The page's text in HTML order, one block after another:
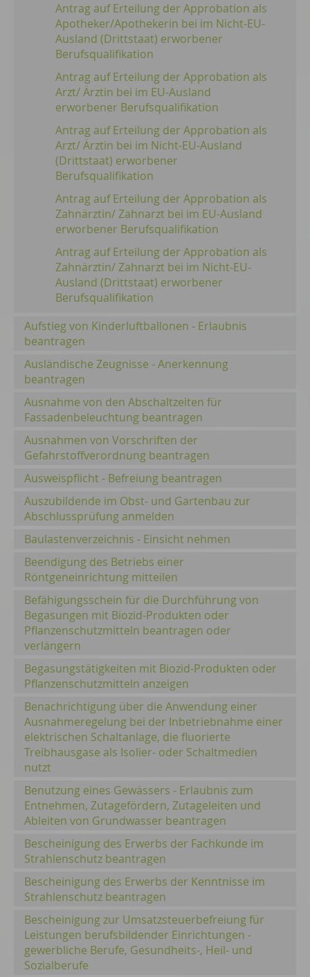
Antrag auf Erteilung der Approbation als
Apotheker/Apothekerin bei im Nicht-EU-
Ausland (Drittstaat) erworbener
Berufsqualifikation
Antrag auf Erteilung der Approbation als
Arzt/ Ärztin bei im EU-Ausland
erworbener Berufsqualifikation
Antrag auf Erteilung der Approbation als
Arzt/ Ärztin bei im Nicht-EU-Ausland
(Drittstaat) erworbener
Berufsqualifikation
Antrag auf Erteilung der Approbation als
Zahnärztin/ Zahnarzt bei im EU-Ausland
erworbener Berufsqualifikation
Antrag auf Erteilung der Approbation als
Zahnärztin/ Zahnarzt bei im Nicht-EU-
Ausland (Drittstaat) erworbener
Berufsqualifikation
Aufstieg von Kinderluftballonen - Erlaubnis
beantragen
Ausländische Zeugnisse - Anerkennung
beantragen
Ausnahme von den Abschaltzeiten für
Fassadenbeleuchtung beantragen
Ausnahmen von Vorschriften der
Gefahrstoffverordnung beantragen
Ausweispflicht - Befreiung beantragen
Auszubildende im Obst- und Gartenbau zur
Abschlussprüfung anmelden
Baulastenverzeichnis - Einsicht nehmen
Beendigung des Betriebs einer
Röntgeneinrichtung mitteilen
Befähigungsschein für die Durchführung von
Begasungen mit Biozid-Produkten oder
Pflanzenschutzmitteln beantragen oder
verlängern
Begasungstätigkeiten mit Biozid-Produkten oder
Pflanzenschutzmitteln anzeigen
Benachrichtigung über die Anwendung einer
Ausnahmeregelung bei der Inbetriebnahme einer
elektrischen Schaltanlage, die fluorierte
Treibhausgase als Isolier- oder Schaltmedien
nutzt
Benutzung eines Gewässers - Erlaubnis zum
Entnehmen, Zutagefördern, Zutageleiten und
Ableiten von Grundwasser beantragen
Bescheinigung des Erwerbs der Fachkunde im
Strahlenschutz beantragen
Bescheinigung des Erwerbs der Kenntnisse im
Strahlenschutz beantragen
Bescheinigung zur Umsatzsteuerbefreiung für
Leistungen berufsbildender Einrichtungen -
gewerbliche Berufe, Gesundheits-, Heil- und
Sozialberufe